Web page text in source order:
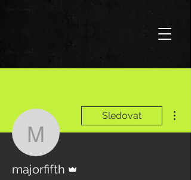
majorfifth
Sledovat
majorfifth